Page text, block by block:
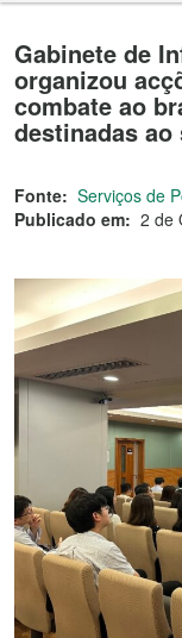
Gabinete de
organizou
combate ao
destinadas
Fonte: Serviços de
Publicado em: 2 de